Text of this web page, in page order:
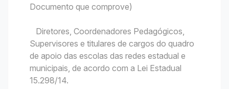
Documento que comprove)
Diretores, Coordenadores Pedagógicos,
Supervisores e titulares de cargos do quadro
de apoio das escolas das redes estadual e
municipais, de acordo com a Lei Estadual
15.298/14.